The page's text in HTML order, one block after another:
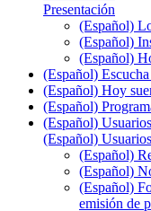
Presentación
(Español)
(Español)
(Español)
(Español)
(Español) Hoy
(Español)
(Español) Usuarios
(Español) Usuarios
(Español)
(Español)
(Español)
emisión de